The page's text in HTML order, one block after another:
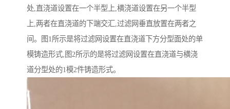
处,直浇道设置在一个半型上,横浇道设置在另一个半型
上,两者在直浇道的下端交汇,过滤网垂直放置在两者之
间。图1所示是将过滤网设置在直浇道下方分型面处的单
模铸造形式,图2所示的是将过滤网设置在直浇道与横浇
道分型处的1模2件铸造形式。